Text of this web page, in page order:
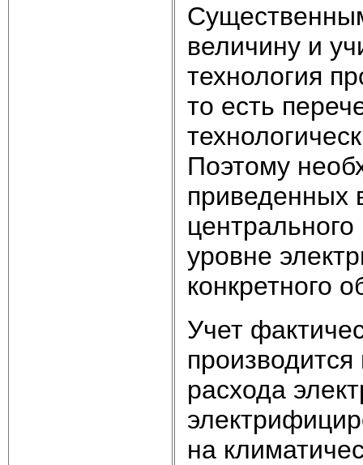
величину и
технология
то есть
Поэтому
приведенных
уровне
конкретного
Учет
расхода
на